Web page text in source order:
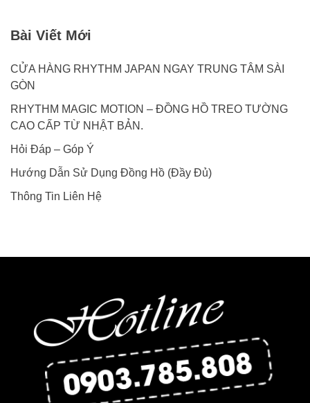
Bài Viết Mới
CỬA HÀNG RHYTHM JAPAN NGAY TRUNG TÂM SÀI
GÒN
RHYTHM MAGIC MOTION – ĐỒNG HỒ TREO TƯỜNG
CAO CẤP TỪ NHẬT BẢN.
Hỏi Đáp – Góp Ý
Hướng Dẫn Sử Dụng Đồng Hồ (Đầy Đủ)
Thông Tin Liên Hệ